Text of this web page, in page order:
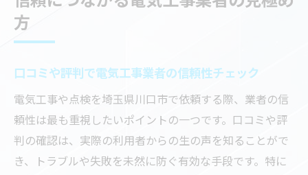
方
口コミや評判で電気工事業者の信頼性チェック
電気工事や点検を埼玉県川口市で依頼する際、業者の信
頼性は最も重視したいポイントの一つです。口コミや評
判の確認は、実際の利用者からの生の声を知ることがで
き、トラブルや失敗を未然に防ぐ有効な手段です。特に